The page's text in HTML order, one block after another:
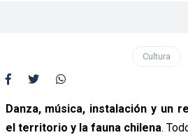
Cultura
Danza, música, instalación y un
el territorio y la fauna chilena.